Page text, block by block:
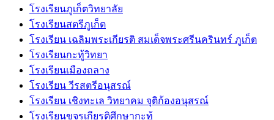
โรงเรียนภูเก็ตวิทยาลัย
โรงเรียนสตรีภูเก็ต
โรงเรียน เฉลิมพระเกียรติ สมเด็จพระศรีนครินทร์ ภูเก็ต
โรงเรียนกะทู้วิทยา
โรงเรียนเมืองถลาง
โรงเรียน วีรสตรีอนุสรณ์
โรงเรียน เชิงทะเล วิทยาคม จุติก้องอนุสรณ์
โรงเรียนขจรเกียรติศึกษากะทู้